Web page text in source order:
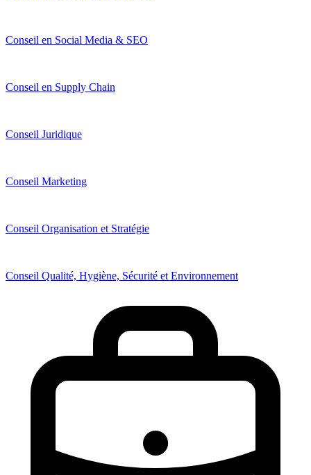
Conseil en Social Media & SEO
Conseil en Supply Chain
Conseil Juridique
Conseil Marketing
Conseil Organisation et Stratégie
Conseil Qualité, Hygiène, Sécurité et Environnement